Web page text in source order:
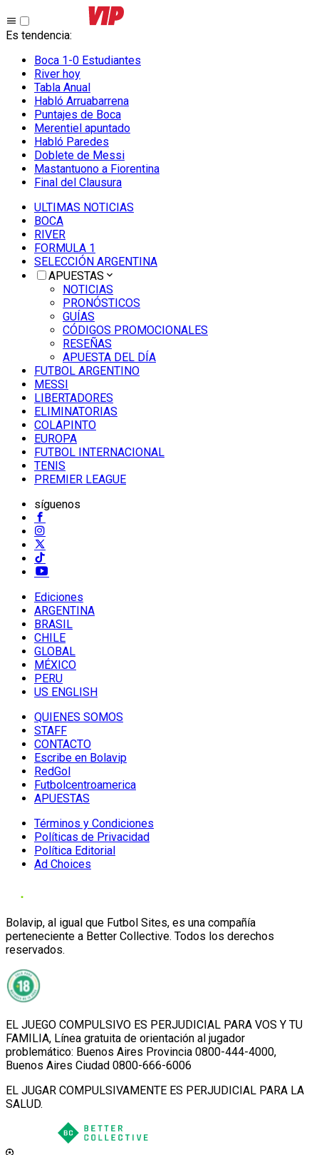
Es tendencia:
Boca 1-0 Estudiantes
River hoy
Tabla Anual
Habló Arruabarrena
Puntajes de Boca
Merentiel apuntado
Habló Paredes
Doblete de Messi
Mastantuono a Fiorentina
Final del Clausura
ULTIMAS NOTICIAS
BOCA
RIVER
FORMULA 1
SELECCIÓN ARGENTINA
APUESTAS
NOTICIAS
PRONÓSTICOS
GUÍAS
CÓDIGOS PROMOCIONALES
RESEÑAS
APUESTA DEL DÍA
FUTBOL ARGENTINO
MESSI
LIBERTADORES
ELIMINATORIAS
COLAPINTO
EUROPA
FUTBOL INTERNACIONAL
TENIS
PREMIER LEAGUE
síguenos
Ediciones
ARGENTINA
BRASIL
CHILE
GLOBAL
MÉXICO
PERU
US ENGLISH
QUIENES SOMOS
STAFF
CONTACTO
Escribe en Bolavip
RedGol
Futbolcentroamerica
APUESTAS
Términos y Condiciones
Políticas de Privacidad
Política Editorial
Ad Choices
Bolavip, al igual que Futbol Sites, es una compañía
perteneciente a Better Collective. Todos los derechos
reservados.
EL JUEGO COMPULSIVO ES PERJUDICIAL PARA VOS Y TU
FAMILIA, Línea gratuita de orientación al jugador
problemático: Buenos Aires Provincia 0800-444-4000,
Buenos Aires Ciudad 0800-666-6006
EL JUGAR COMPULSIVAMENTE ES PERJUDICIAL PARA LA
SALUD.